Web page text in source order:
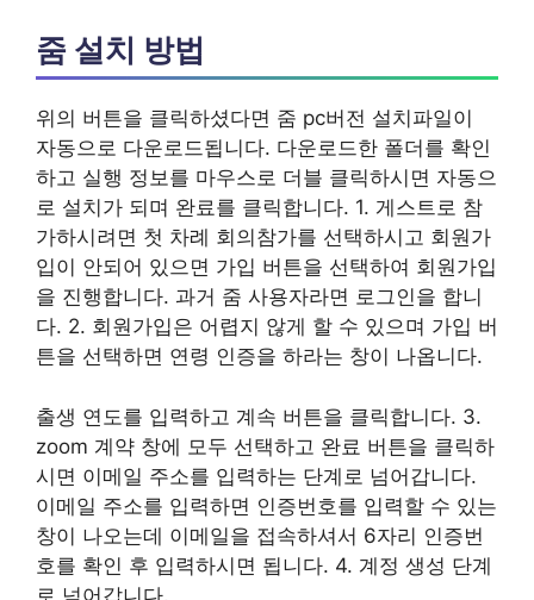
줌 설치 방법
위의 버튼을 클릭하셨다면 줌 pc버전 설치파일이
자동으로 다운로드됩니다. 다운로드한 폴더를 확인
하고 실행 정보를 마우스로 더블 클릭하시면 자동으
로 설치가 되며 완료를 클릭합니다. 1. 게스트로 참
가하시려면 첫 차례 회의참가를 선택하시고 회원가
입이 안되어 있으면 가입 버튼을 선택하여 회원가입
을 진행합니다. 과거 줌 사용자라면 로그인을 합니
다. 2. 회원가입은 어렵지 않게 할 수 있으며 가입 버
튼을 선택하면 연령 인증을 하라는 창이 나옵니다.
출생 연도를 입력하고 계속 버튼을 클릭합니다. 3.
zoom 계약 창에 모두 선택하고 완료 버튼을 클릭하
시면 이메일 주소를 입력하는 단계로 넘어갑니다.
이메일 주소를 입력하면 인증번호를 입력할 수 있는
창이 나오는데 이메일을 접속하셔서 6자리 인증번
호를 확인 후 입력하시면 됩니다. 4. 계정 생성 단계
로 넘어갑니다.